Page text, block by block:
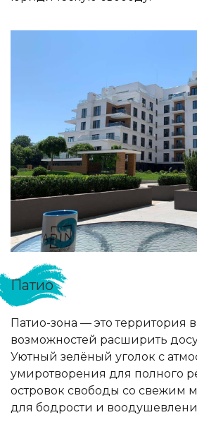
Патио
Патио-зона — это территория
возможностей расширить
Уютный зелёный уголок с
умиротворения для полного
островок свободы со свежим
для бодрости и